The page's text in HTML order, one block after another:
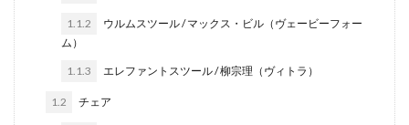
1.1.2
ウルムスツール / マックス・ビル（ヴェービーフォー
ム）
1.1.3 エレファントスツール / 柳宗理（ヴィトラ）
1.2 チェア